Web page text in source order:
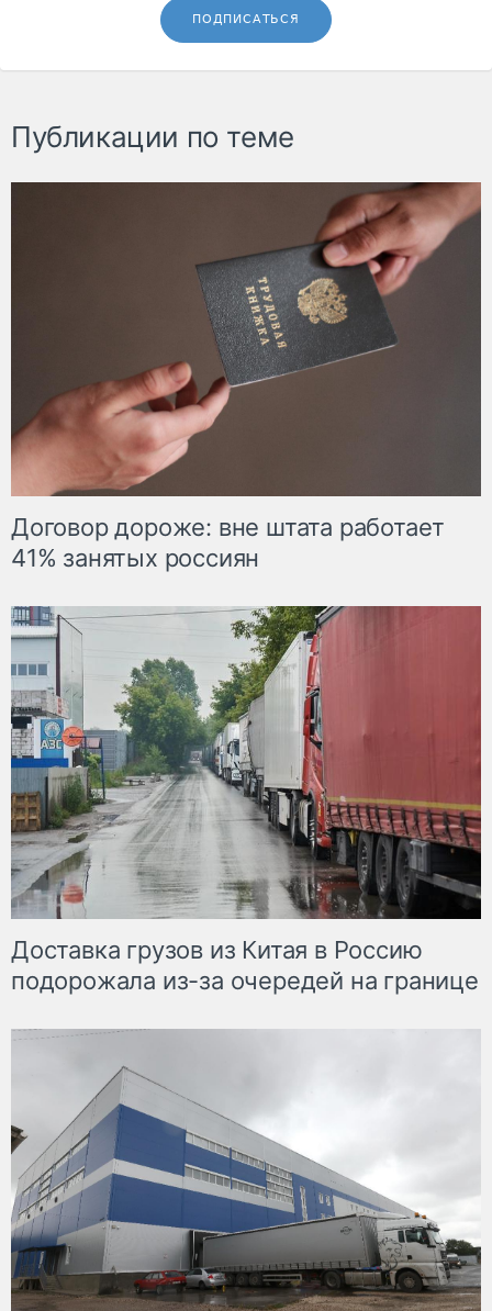
ПОДПИСАТЬСЯ
Публикации по теме
Договор дороже: вне штата работает
41% занятых россиян
Доставка грузов из Китая в Россию
подорожала из-за очередей на границе